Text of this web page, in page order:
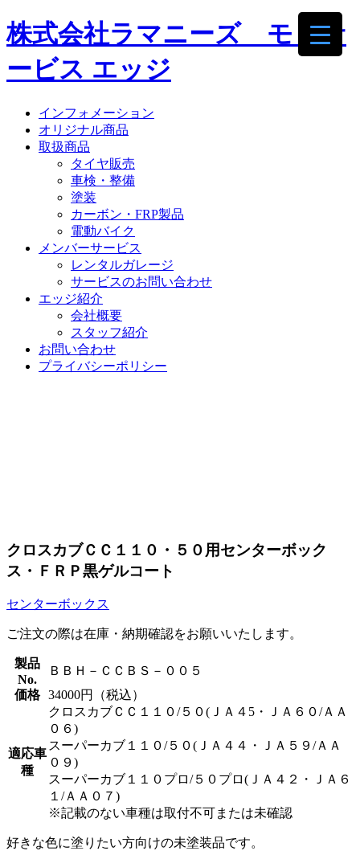
株式会社ラマニーズ モトサ
ービス エッジ
インフォメーション
オリジナル商品
取扱商品
タイヤ販売
車検・整備
塗装
カーボン・FRP製品
電動バイク
メンバーサービス
レンタルガレージ
サービスのお問い合わせ
エッジ紹介
会社概要
スタッフ紹介
お問い合わせ
プライバシーポリシー
クロスカブＣＣ１１０・５０用センターボック
ス・ＦＲＰ黒ゲルコート
センターボックス
ご注文の際は在庫・納期確認をお願いいたします。
製品
No.
ＢＢＨ－ＣＣＢＳ－００５
価格 34000円（税込）
適応車
種
クロスカブＣＣ１１０/５０(ＪＡ４5・ＪＡ６０/ＡＡ
０６)
スーパーカブ１１０/５０(ＪＡ４４・ＪＡ５９/ＡＡ
０９)
スーパーカブ１１０プロ/５０プロ(ＪＡ４２・ＪＡ６
１/ＡＡ０７)
※記載のない車種は取付不可または未確認
好きな色に塗りたい方向けの未塗装品です。